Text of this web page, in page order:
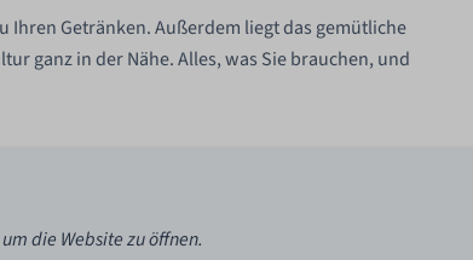
Ihren Getränken. Außerdem liegt das gemütliche
ganz in der Nähe. Alles, was Sie brauchen, und
die Website zu öffnen.